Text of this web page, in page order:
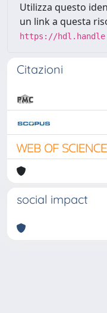
Utilizza questo
un link a questa
https://
Citazioni
social impact